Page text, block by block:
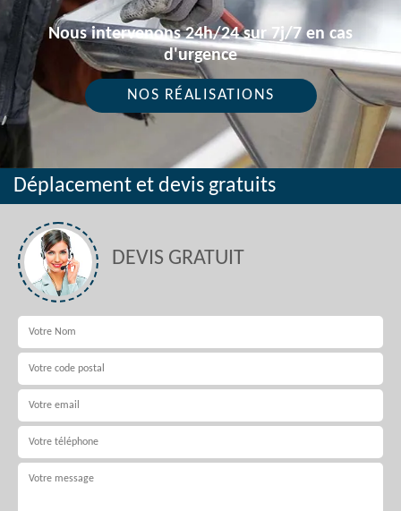
Nous intervenons 24h/24 sur 7j/7 en cas
d'urgence
NOS RÉALISATIONS
Déplacement et devis gratuits
DEVIS GRATUIT